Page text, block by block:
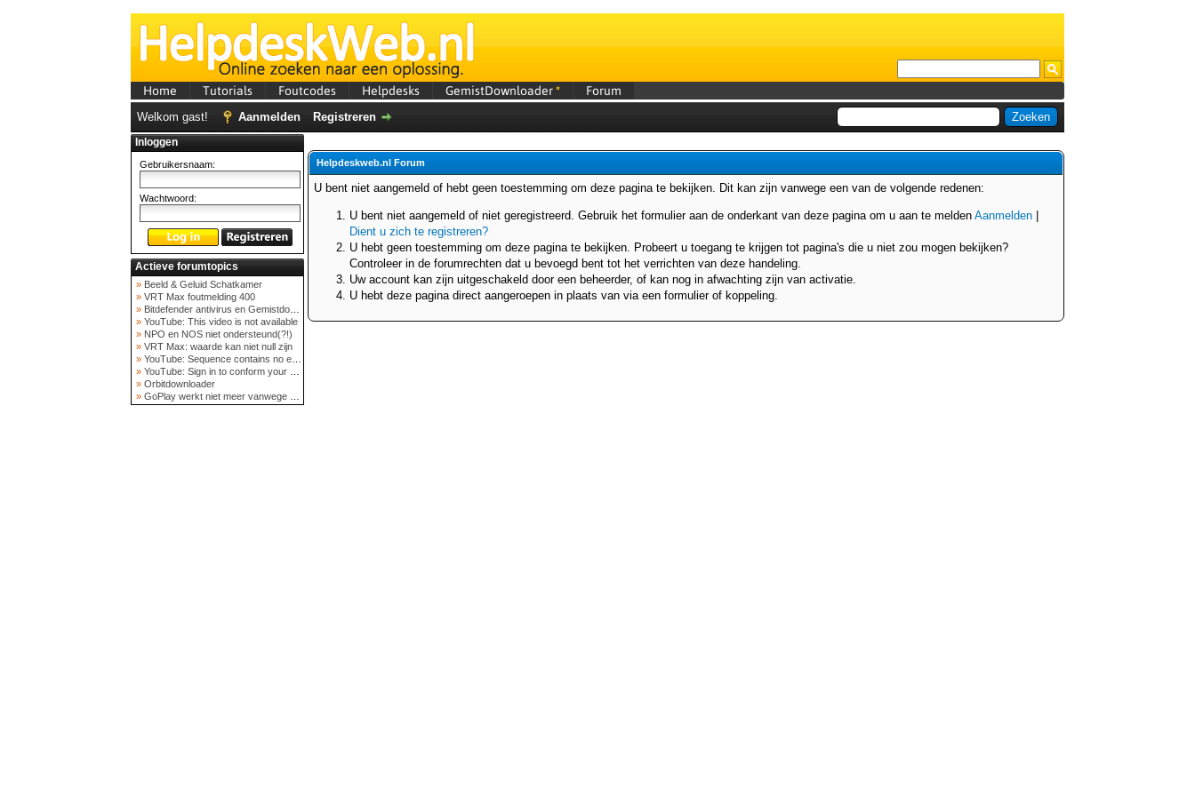
Home Tutorials Foutcodes Helpdesks GemistDownloader* Forum
Welkom gast! Aanmelden Registreren
Inloggen
Gebruikersnaam:
Wachtwoord:
Actieve forumtopics
» Beeld & Geluid Schatkamer
» VRT Max foutmelding 400
» Bitdefender antivirus en Gemistdowloader
» YouTube: This video is not available
» NPO en NOS niet ondersteund(?!)
» VRT Max: waarde kan niet null zijn
» YouTube: Sequence contains no elements
» YouTube: Sign in to conform your not a bot
» Orbitdownloader
» GoPlay werkt niet meer vanwege nieuwe webadres
Helpdeskweb.nl Forum
U bent niet aangemeld of hebt geen toestemming om deze pagina te bekijken. Dit kan zijn vanwege een van de volgende redenen:
U bent niet aangemeld of niet geregistreerd. Gebruik het formulier aan de onderkant van deze pagina om u aan te melden Aanmelden
Dient u zich te registreren?
U hebt geen toestemming om deze pagina te bekijken. Probeert u toegang te krijgen tot pagina's die u niet zou mogen bekijken?
Controleer in de forumrechten dat u bevoegd bent tot het verrichten van deze handeling.
Uw account kan zijn uitgeschakeld door een beheerder, of kan nog in afwachting zijn van activatie.
U hebt deze pagina direct aangeroepen in plaats van via een formulier of koppeling.